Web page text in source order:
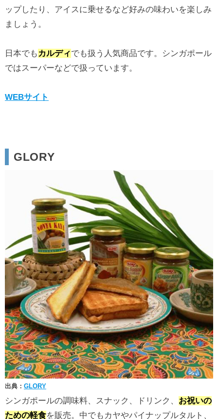
ップしたり、アイスに乗せるなど好みの味わいを楽しみ
ましょう。
日本でもカルディでも扱う人気商品です。シンガポール
ではスーパーなどで扱っています。
WEBサイト
GLORY
出典： GLORY
シンガポールの調味料、スナック、ドリンク、 お祝いの
ための軽食を販売。中でもカヤやパイナップルタルト、